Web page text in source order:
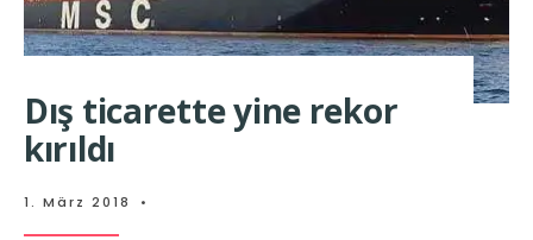
Dış ticarette yine rekor
kırıldı
1. März 2018 •